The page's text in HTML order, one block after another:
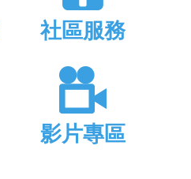
社區服務
影片專區